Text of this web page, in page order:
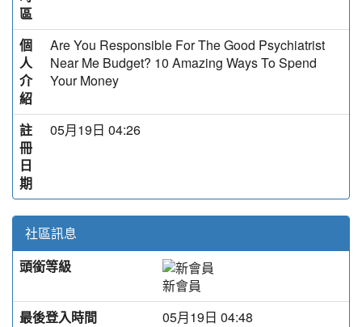
區
個
人
介
紹
Are You Responsible For The Good Psychiatrist
Near Me Budget? 10 Amazing Ways To Spend
Your Money
註
冊
日
期
05月19日 04:26
社區訊息
頭銜等級
新會員
最後登入時間
05月19日 04:48